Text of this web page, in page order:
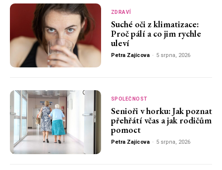
ZDRAVÍ
Suché oči z klimatizace:
Proč pálí a co jim rychle
uleví
Petra Zajícova - 5 srpna, 2026
SPOLEČNOST
Senioři v horku: Jak poznat
přehřátí včas a jak rodičům
pomoct
Petra Zajícova - 5 srpna, 2026